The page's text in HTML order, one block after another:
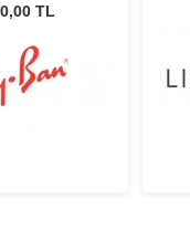
Gözlüğü
TL